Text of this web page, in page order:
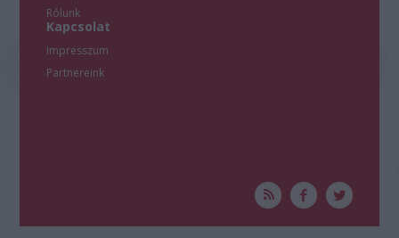
Rólunk
Kapcsolat
Impresszum
Partnereink